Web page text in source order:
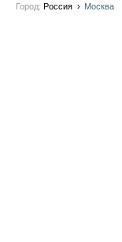
Город: Россия › Москва